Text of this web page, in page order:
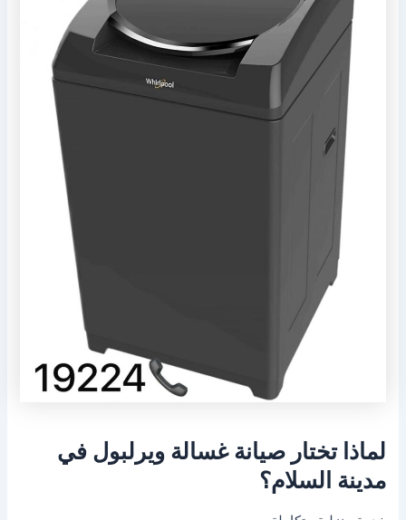
لماذا تختار صيانة غسالة ويرلبول في
مدينة السلام؟